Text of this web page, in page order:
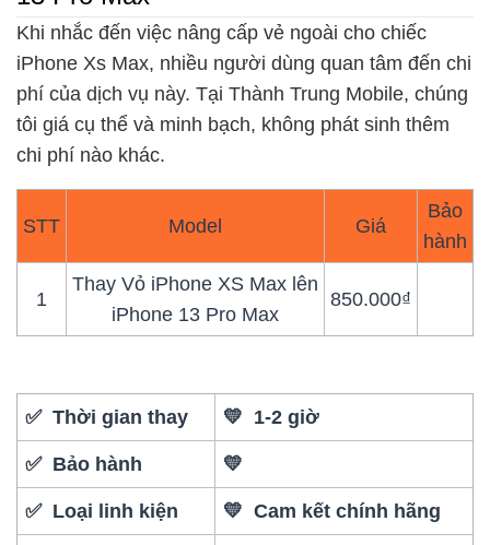
Khi nhắc đến việc nâng cấp vẻ ngoài cho chiếc
iPhone Xs Max, nhiều người dùng quan tâm đến chi
phí của dịch vụ này. Tại Thành Trung Mobile, chúng
tôi giá cụ thể và minh bạch, không phát sinh thêm
chi phí nào khác.
STT Model Giá
Bảo
hành
1
Thay Vỏ iPhone XS Max lên
iPhone 13 Pro Max
850.000₫
✅ Thời gian thay 💛 1-2 giờ
✅ Bảo hành 💛
✅ Loại linh kiện 💛 Cam kết chính hãng